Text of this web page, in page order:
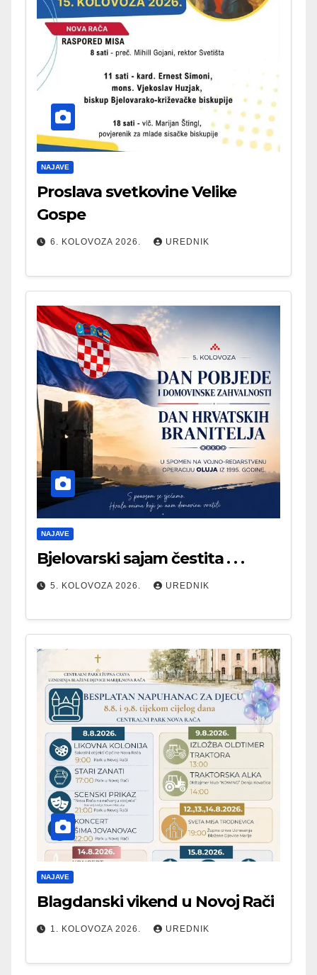
NAJAVE
Proslava svetkovine Velike
Gospe
6. KOLOVOZA 2026. UREDNIK
NAJAVE
Bjelovarski sajam čestita . . .
5. KOLOVOZA 2026. UREDNIK
NAJAVE
Blagdanski vikend u Novoj Rači
1. KOLOVOZA 2026. UREDNIK